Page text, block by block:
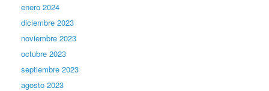
enero 2024
diciembre 2023
noviembre 2023
octubre 2023
septiembre 2023
agosto 2023